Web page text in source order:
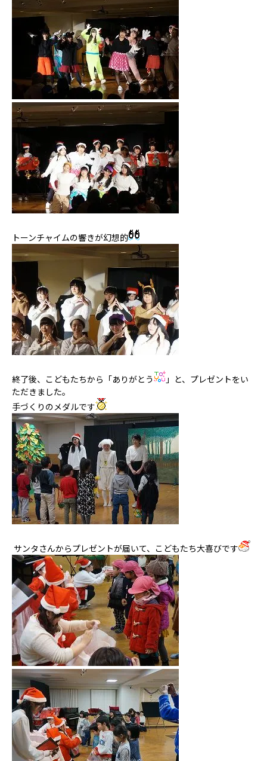
トーンチャイムの響きが幻想的
終了後、こどもたちから「ありがとう
」と、プレゼントをい
ただきました。
手づくりのメダルです
サンタさんからプレゼントが届いて、こどもたち大喜びです